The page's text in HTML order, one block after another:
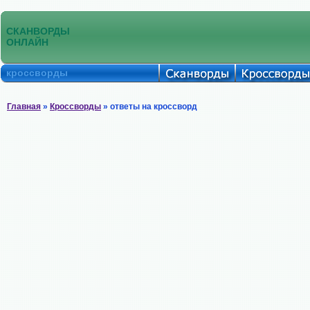
СКАНВОРДЫ
ОНЛАЙН
кроссворды
Главная » Кроссворды » ответы на кроссворд